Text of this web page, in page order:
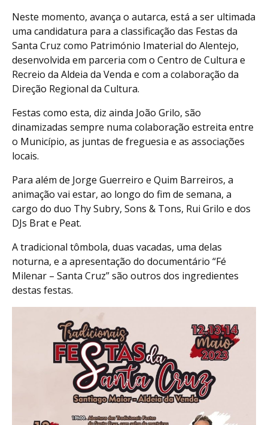
Neste momento, avança o autarca, está a ser ultimada
uma candidatura para a classificação das Festas da
Santa Cruz como Património Imaterial do Alentejo,
desenvolvida em parceria com o Centro de Cultura e
Recreio da Aldeia da Venda e com a colaboração da
Direção Regional da Cultura.
Festas como esta, diz ainda João Grilo, são
dinamizadas sempre numa colaboração estreita entre
o Município, as juntas de freguesia e as associações
locais.
Para além de Jorge Guerreiro e Quim Barreiros, a
animação vai estar, ao longo do fim de semana, a
cargo do duo Thy Subry, Sons & Tons, Rui Grilo e dos
DJs Brat e Peat.
A tradicional tômbola, duas vacadas, uma delas
noturna, e a apresentação do documentário “Fé
Milenar – Santa Cruz” são outros dos ingredientes
destas festas.